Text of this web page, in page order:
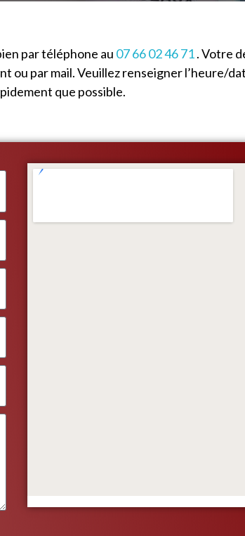
par téléphone au 07 66 02 46 71. Votre
ou par mail. Veuillez renseigner l’heure/
que possible.